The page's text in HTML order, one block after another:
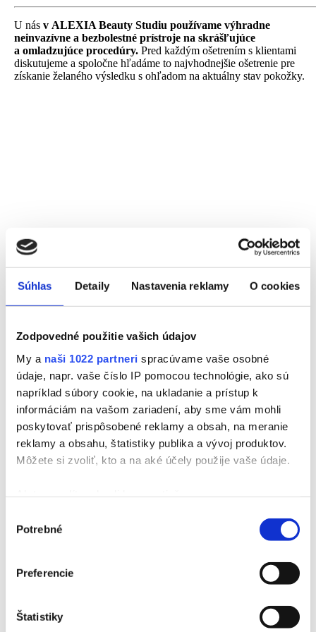
Súhlas Detaily Nastavenia reklamy O cookies
Zodpovedné použitie vašich údajov
My a naši 1022 partneri spracúvame vaše osobné
údaje, napr. vaše číslo IP pomocou technológie, ako sú
napríklad súbory cookie, na ukladanie a prístup k
informáciám na vašom zariadení, aby sme vám mohli
poskytovať prispôsobené reklamy a obsah, na meranie
reklamy a obsahu, štatistiky publika a vývoj produktov.
Môžete si zvoliť, kto a na aké účely použije vaše údaje.
polohe s presnosťou na niekoľko metrov
skenovaním konkrétnych charakteristík (odtlačky
prstov).
údaje, nájdete v časti s
. Súhlas
súhlasu
Potrebné
Preferencie
Štatistiky
U nás v ALEXIA Beauty Studiu používame výhradne
neinvazívne a bezbolestné prístroje na skrášľujúce
a omladzujúce procedúry. Pred každým ošetrením s klientami
diskutujeme a spoločne hľadáme to najvhodnejšie ošetrenie pre
získanie želaného výsledku s ohľadom na aktuálny stav pokožky.